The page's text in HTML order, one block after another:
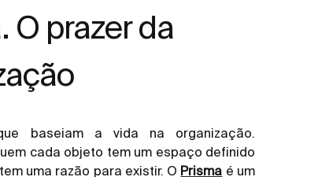
O prazer da
baseiam a vida na organização.
cada objeto tem um espaço definido
uma razão para existir. O Prisma é um